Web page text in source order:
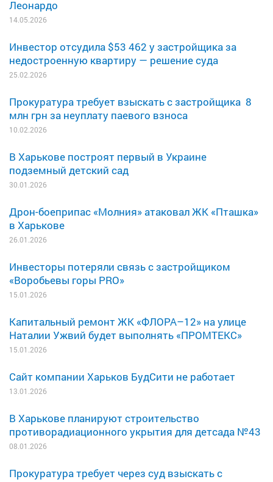
Леонардо
14.05.2026
Инвестор отсудила $53 462 у застройщика за
недостроенную квартиру — решение суда
25.02.2026
Прокуратура требует взыскать с застройщика 8
млн грн за неуплату паевого взноса
10.02.2026
В Харькове построят первый в Украине
подземный детский сад
30.01.2026
Дрон-боеприпас «Молния» атаковал ЖК «Пташка»
в Харькове
26.01.2026
Инвесторы потеряли связь с застройщиком
«Воробьевы горы PRO»
15.01.2026
Капитальный ремонт ЖК «ФЛОРА–12» на улице
Наталии Ужвий будет выполнять «ПРОМТЕКС»
15.01.2026
Сайт компании Харьков БудСити не работает
13.01.2026
В Харькове планируют строительство
противорадиационного укрытия для детсада №43
08.01.2026
Прокуратура требует через суд взыскать с